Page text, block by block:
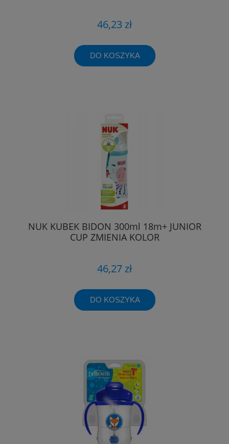
46,23 zł
DO KOSZYKA
NUK KUBEK BIDON 300ml 18m+ JUNIOR
CUP ZMIENIA KOLOR
46,27 zł
DO KOSZYKA